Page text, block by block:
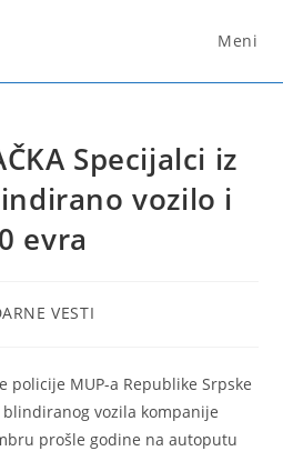
Meni
Specijalci iz
vozilo i
evra
VESTI
policije MUP-a Republike Srpske
vozila kompanije
prošle godine na autoputu